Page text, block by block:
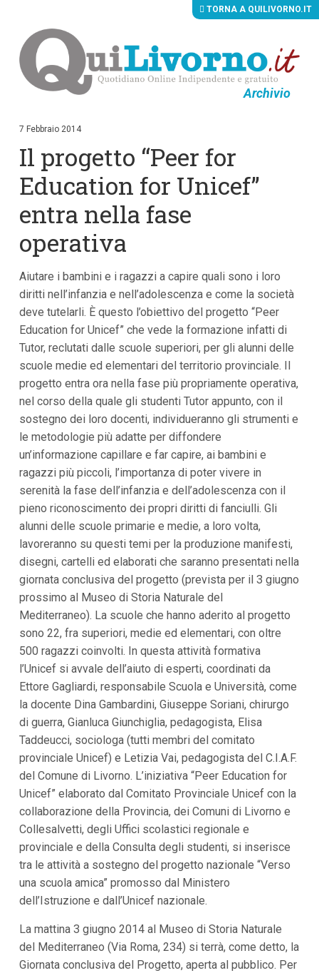
Archivio
i
i
t
e
n
t
p
r
i
n
c
p
l
i
V
a
i
l
M
n
ù
r
i
n
c
i
a
l
e
V
a
i
n
f
n
d
TORNA A QUILIVORNO.IT
7 Febbraio 2014
Il progetto “Peer for
Education for Unicef”
entra nella fase
operativa
Aiutare i bambini e i ragazzi a capire quali sono i loro
diritti nell’infanzia e nell’adolescenza e come la società
deve tutelarli. È questo l’obiettivo del progetto “Peer
Education for Unicef” che vede la formazione infatti di
Tutor, reclutati dalle scuole superiori, per gli alunni delle
scuole medie ed elementari del territorio provinciale. Il
progetto entra ora nella fase più propriamente operativa,
nel corso della quale gli studenti Tutor appunto, con il
sostegno dei loro docenti, individueranno gli strumenti e
le metodologie più adatte per diffondere
un’informazione capillare e far capire, ai bambini e
ragazzi più piccoli, l’importanza di poter vivere in
serenità la fase dell’infanzia e dell’adolescenza con il
pieno riconoscimento dei propri diritti di fanciulli. Gli
alunni delle scuole primarie e medie, a loro volta,
lavoreranno su questi temi per la produzione manifesti,
disegni, cartelli ed elaborati che saranno presentati nella
giornata conclusiva del progetto (prevista per il 3 giugno
prossimo al Museo di Storia Naturale del
Mediterraneo). La scuole che hanno aderito al progetto
sono 22, fra superiori, medie ed elementari, con oltre
500 ragazzi coinvolti. In questa attività formativa
l’Unicef si avvale dell’aiuto di esperti, coordinati da
Ettore Gagliardi, responsabile Scuola e Università, come
la docente Dina Gambardini, Giuseppe Soriani, chirurgo
di guerra, Gianluca Giunchiglia, pedagogista, Elisa
Taddeucci, sociologa (tutti membri del comitato
provinciale Unicef) e Letizia Vai, pedagogista del C.I.A.F.
del Comune di Livorno. L’iniziativa “Peer Education for
Unicef” elaborato dal Comitato Provinciale Unicef con la
collaborazione della Provincia, dei Comuni di Livorno e
Collesalvetti, degli Uffici scolastici regionale e
provinciale e della Consulta degli studenti, si inserisce
tra le attività a sostegno del progetto nazionale “Verso
una scuola amica” promosso dal Ministero
dell’Istruzione e dall’Unicef nazionale.
La mattina 3 giugno 2014 al Museo di Storia Naturale
del Mediterraneo (Via Roma, 234) si terrà, come detto, la
Giornata conclusiva del Progetto, aperta al pubblico. Per